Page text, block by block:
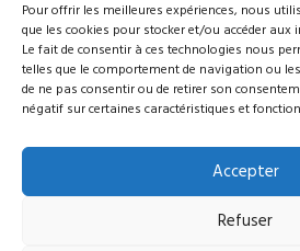
Pour offrir les meilleures expériences, nous
que les cookies pour stocker et/ou accéder
Le fait de consentir à ces technologies nous
telles que le comportement de navigation ou
de ne pas consentir ou de retirer son
négatif sur certaines caractéristiques et
Accepter
Refuser
Nos
4 avenue Emmanuel D'Alzon
30120 Le Vigan
contact@mes-scenes-de-stars.com